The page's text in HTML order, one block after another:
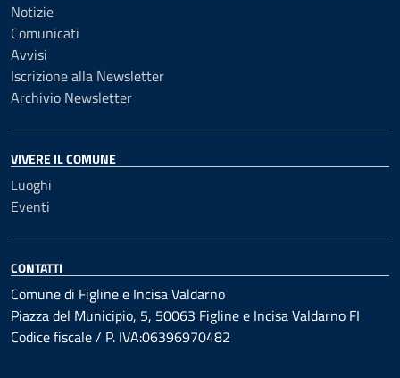
Notizie
Comunicati
Avvisi
Iscrizione alla Newsletter
Archivio Newsletter
VIVERE IL COMUNE
Luoghi
Eventi
CONTATTI
Comune di Figline e Incisa Valdarno
Piazza del Municipio, 5, 50063 Figline e Incisa Valdarno FI
Codice fiscale / P. IVA:06396970482